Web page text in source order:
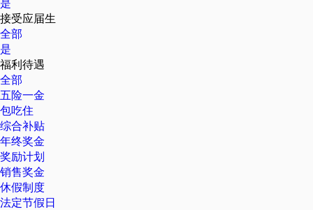
是
接受应届生
全部
是
福利待遇
全部
五险一金
包吃住
综合补贴
年终奖金
奖励计划
销售奖金
休假制度
法定节假日